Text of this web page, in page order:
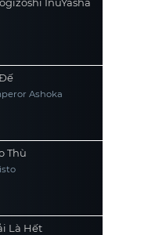
Ashoka
Thù
Là Hết